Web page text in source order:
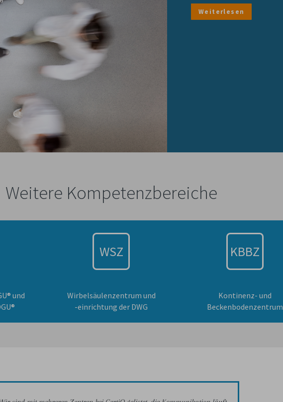
Weiterlesen
Weitere Kompetenzbereiche
und
WSZ
Wirbelsäulenzentrum und
-einrichtung der DWG
KBBZ
Kontinenz- und
Beckenbodenzentrum